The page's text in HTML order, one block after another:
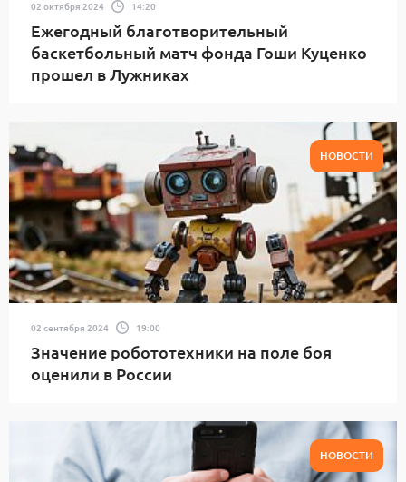
02 октября 2024 14:20
Ежегодный благотворительный
баскетбольный матч фонда Гоши Куценко
прошел в Лужниках
НОВОСТИ
02 сентября 2024 19:00
Значение робототехники на поле боя
оценили в России
НОВОСТИ